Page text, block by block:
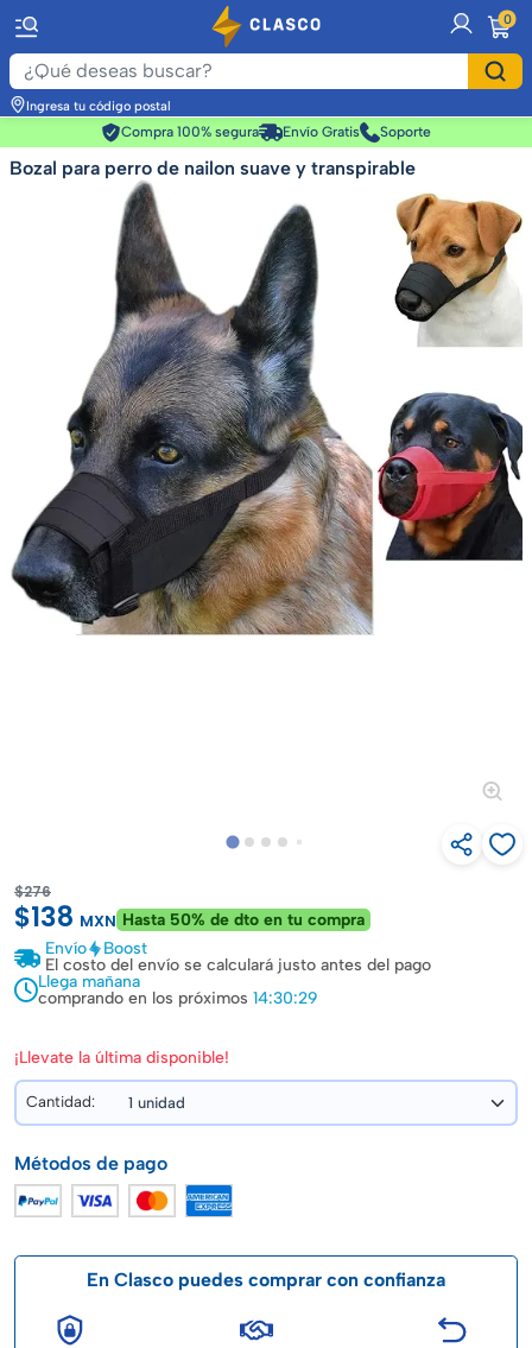
0
Ingresa tu código postal
Compra 100% segura
Envío Gratis Soporte
Bozal para perro de nailon suave y transpirable
$276
$138 MXN Hasta 50% de dto en tu compra
Envío
Boost
El costo del envío se calculará justo antes del pago
Llega mañana
comprando en los próximos 14:30:28
¡Llevate la última disponible!
Cantidad:
Métodos de pago
En Clasco puedes comprar con confianza